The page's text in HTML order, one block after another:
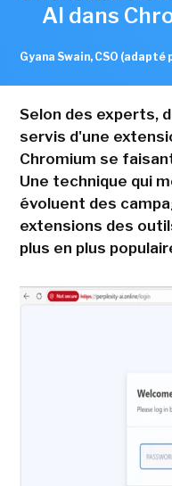
AI dans
Gyana Swain, CSO (adapté
Selon des experts,
servis d'une
Chromium se
Une technique qui
évoluent des
extensions des
plus en plus